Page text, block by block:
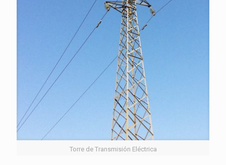
Torre de Transmisión Eléctrica